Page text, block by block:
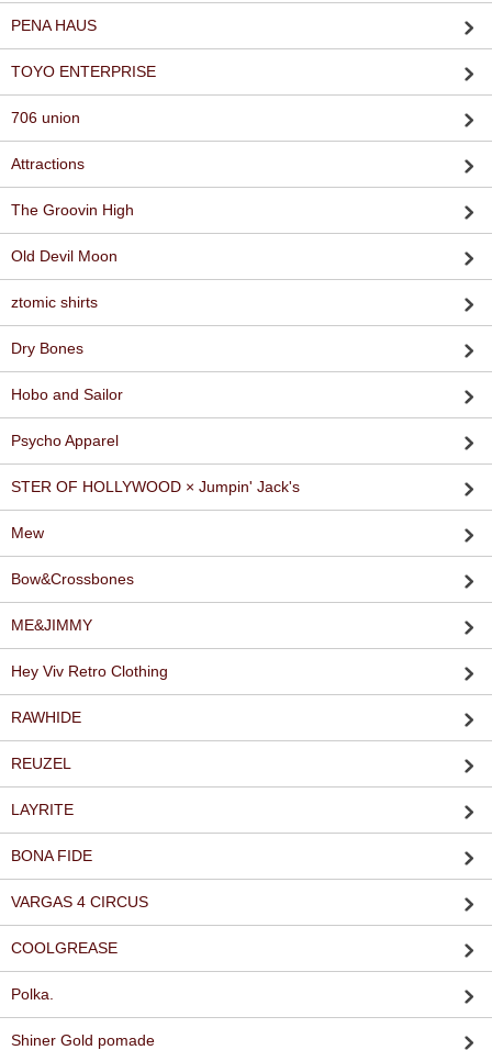
PENA HAUS
TOYO ENTERPRISE
706 union
Attractions
The Groovin High
Old Devil Moon
ztomic shirts
Dry Bones
Hobo and Sailor
Psycho Apparel
STER OF HOLLYWOOD × Jumpin' Jack's
Mew
Bow&Crossbones
ME&JIMMY
Hey Viv Retro Clothing
RAWHIDE
REUZEL
LAYRITE
BONA FIDE
VARGAS 4 CIRCUS
COOLGREASE
Polka.
Shiner Gold pomade